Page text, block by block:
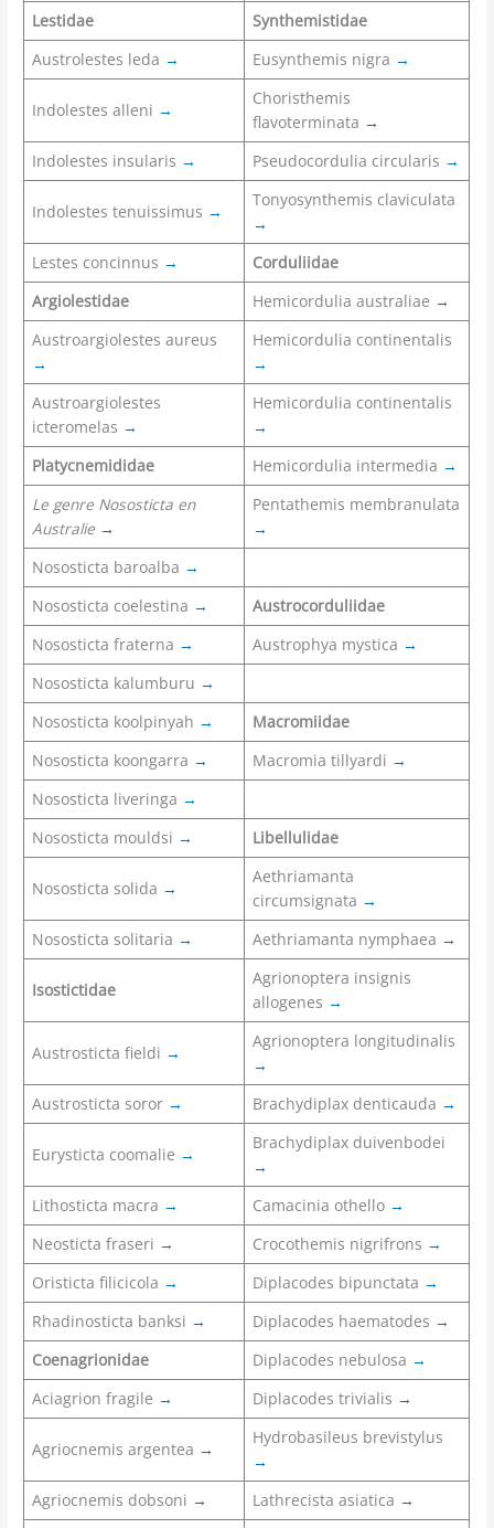
Lestidae
Synthemistidae
Austrolestes leda → Eusynthemis nigra →
Indolestes alleni →
Choristhemis
flavoterminata →
Indolestes insularis → Pseudocordulia circularis →
Indolestes tenuissimus →
Tonyosynthemis claviculata
→
Lestes concinnus →
Corduliidae
Argiolestidae
Hemicordulia australiae →
Austroargiolestes aureus
→
Hemicordulia continentalis
→
Austroargiolestes
icteromelas →
Hemicordulia continentalis
→
Platycnemididae
Hemicordulia intermedia →
Le genre Nososticta en
Australie →
Pentathemis membranulata
→
Nososticta baroalba →
Nososticta coelestina →
Austrocorduliidae
Nososticta fraterna → Austrophya mystica →
Nososticta kalumburu →
Nososticta koolpinyah →
Macromiidae
Nososticta koongarra → Macromia tillyardi →
Nososticta liveringa →
Nososticta mouldsi → Libellulidae
Nososticta solida →
Aethriamanta
circumsignata →
Nososticta solitaria → Aethriamanta nymphaea →
Isostictidae
Agrionoptera insignis
allogenes →
Austrosticta fieldi →
Agrionoptera longitudinalis
→
Austrosticta soror → Brachydiplax denticauda →
Eurysticta coomalie →
Brachydiplax duivenbodei
→
Lithosticta macra → Camacinia othello →
Neosticta fraseri → Crocothemis nigrifrons →
Oristicta filicicola → Diplacodes bipunctata →
Rhadinosticta banksi → Diplacodes haematodes →
Coenagrionidae
Diplacodes nebulosa →
Aciagrion fragile → Diplacodes trivialis →
Agriocnemis argentea →
Hydrobasileus brevistylus
→
Agriocnemis dobsoni → Lathrecista asiatica →